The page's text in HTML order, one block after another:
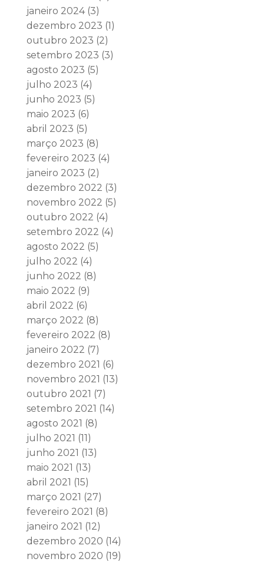
janeiro 2024(3)
dezembro 2023 (1)
outubro 2023 (2)
setembro 2023 (3)
agosto 2023 (5)
julho 2023 (4)
junho 2023 (5)
maio 2023 (6)
abril 2023 (5)
março 2023 (8)
fevereiro 2023 (4)
janeiro 2023 (2)
dezembro 2022 (3)
novembro 2022 (5)
outubro 2022 (4)
setembro 2022 (4)
agosto 2022 (5)
julho 2022 (4)
junho 2022 (8)
maio 2022 (9)
abril 2022 (6)
março 2022 (8)
fevereiro 2022 (8)
janeiro 2022 (7)
dezembro 2021 (6)
novembro 2021 (13)
outubro 2021 (7)
setembro 2021 (14)
agosto 2021 (8)
julho 2021 (11)
junho 2021 (13)
maio 2021 (13)
abril 2021 (15)
março 2021 (27)
fevereiro 2021 (8)
janeiro 2021 (12)
dezembro 2020 (14)
novembro 2020 (19)